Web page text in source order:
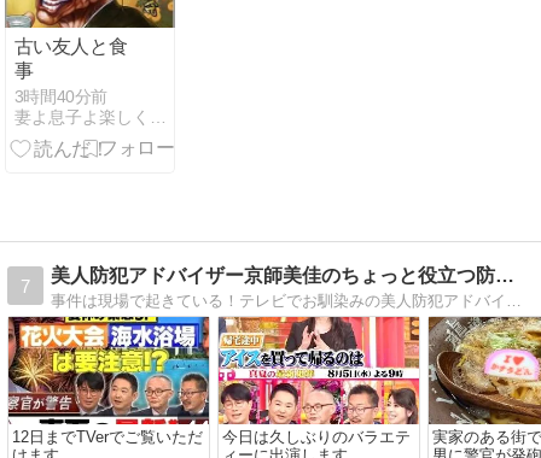
古い友人と食
事
3時間40分前
7
美人防犯アドバイザー京師美佳のちょっと役立つ防犯日記！
12日までTVerでご覧いただ
今日は久しぶりのバラエテ
実家のある街